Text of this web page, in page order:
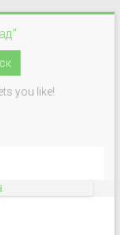
you like!